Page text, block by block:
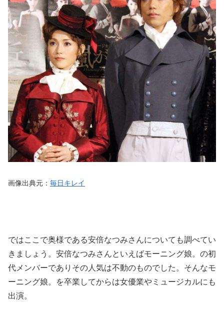
画像出典元： 毎日キレイ
ではここで奥様である安倍なつみさんについても調べてい
きましょう。安倍なつみさんといえばモーニング娘。の初
代メンバーでありその人気は不動のものでした。そんなモ
ーニング娘。を卒業してからは女優業やミュージカルにも
出演。